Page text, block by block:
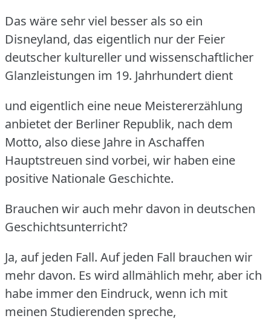
Das wäre sehr viel besser als so ein
Disneyland, das eigentlich nur der Feier
deutscher kultureller und wissenschaftlicher
Glanzleistungen im 19. Jahrhundert dient
und eigentlich eine neue Meistererzählung
anbietet der Berliner Republik, nach dem
Motto, also diese Jahre in Aschaffen
Hauptstreuen sind vorbei, wir haben eine
positive Nationale Geschichte.
Brauchen wir auch mehr davon in deutschen
Geschichtsunterricht?
Ja, auf jeden Fall. Auf jeden Fall brauchen wir
mehr davon. Es wird allmählich mehr, aber ich
habe immer den Eindruck, wenn ich mit
meinen Studierenden spreche,